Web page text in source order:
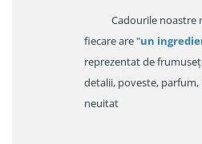
Cadourile noastre
fiecare are "un
reprezentat de
detalii, poveste,
neuitat